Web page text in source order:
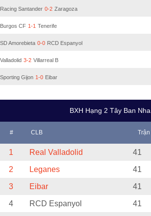
Racing Santander 0-2 Zaragoza
Burgos CF 1-1 Tenerife
SD Amorebieta 0-0 RCD Espanyol
Valladolid 3-2 Villarreal B
Sporting Gijon 1-0 Eibar
BXH Hạng 2 Tây Ban Nha
# CLB Trận
1 Real Valladolid 41
2 Leganes 41
3 Eibar 41
4 RCD Espanyol 41